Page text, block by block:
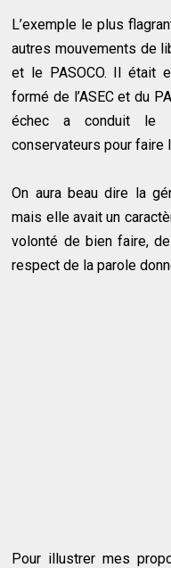
L’exemple le plus
autres mouvements de
et le PASOCO. Il était
formé de l’ASEC et du
échec a conduit le
conservateurs pour faire
On aura beau dire la
mais elle avait un
volonté de bien faire,
respect de la parole
Pour illustrer mes